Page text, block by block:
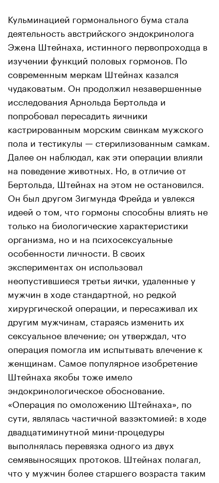
Кульминацией гормонального бума стала
деятельность австрийского эндокринолога
Эжена Штейнаха, истинного первопроходца в
изучении функций половых гормонов. По
современным меркам Штейнах казался
чудаковатым. Он продолжил незавершенные
исследования Арнольда Бертольда и
попробовал пересадить яичники
кастрированным морским свинкам мужского
пола и тестикулы — стерилизованным самкам.
Далее он наблюдал, как эти операции влияли
на поведение животных. Но, в отличие от
Бертольда, Штейнах на этом не остановился.
Он был другом Зигмунда Фрейда и увлекся
идеей о том, что гормоны способны влиять не
только на биологические характеристики
организма, но и на психосексуальные
особенности личности. В своих
экспериментах он использовал
неопустившиеся третьи яички, удаленные у
мужчин в ходе стандартной, но редкой
хирургической операции, и пересаживал их
другим мужчинам, стараясь изменить их
сексуальное влечение; он утверждал, что
операция помогла им испытывать влечение к
женщинам. Самое популярное изобретение
Штейнаха якобы тоже имело
эндокринологическое обоснование.
«Операция по омоложению Штейнаха», по
сути, являлась частичной вазэктомией: в ходе
двадцатиминутной мини-процедуры
выполнялась перевязка одного из двух
семявыносящих протоков. Штейнах полагал,
что у мужчин более старшего возраста таким